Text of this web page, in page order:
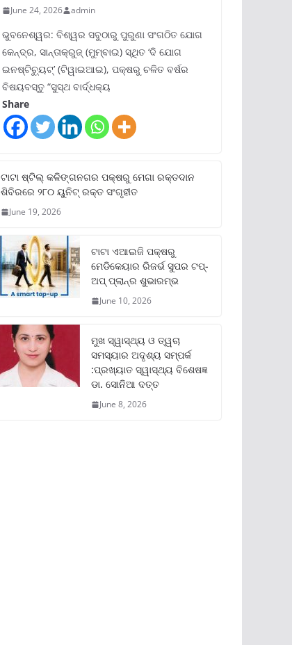
June 24, 2026 admin
ଭୁବନେଶ୍ୱର: ବିଶ୍ୱର ସବୁଠାରୁ ପୁରୁଣା ସଂଗଠିତ ଯୋଗ
କେନ୍ଦ୍ର, ସାନ୍ତାକ୍ରୁଜ୍ (ମୁମ୍ବାଇ) ସ୍ଥିତ ‘ଦି ଯୋଗ
ଇନଷ୍ଟିଚ୍ୟୁଟ୍‌’ (ଟିୱାଇଆଇ), ପକ୍ଷରୁ ଚଳିତ ବର୍ଷର
ବିଷୟବସ୍ତୁ “ସୁସ୍ଥ ବାର୍ଦ୍ଧକ୍ୟ
Share
ଟାଟା ଷ୍ଟିଲ୍‌ କଳିଙ୍ଗନଗର ପକ୍ଷରୁ ମେଗା ରକ୍ତଦାନ
ଶିବିରରେ ୨୮୦ ୟୁନିଟ୍‌ ରକ୍ତ ସଂଗୃହୀତ
June 19, 2026
ଟାଟା ଏଆଇଜି ପକ୍ଷରୁ
ମେଡିକେୟାର ରିଜର୍ଭ ସୁପର ଟପ୍‌-
ଅପ୍ ପ୍ଲାନ୍‌ର ଶୁଭାରମ୍ଭ
June 10, 2026
ମୁଖ ସ୍ୱାସ୍ଥ୍ୟ ଓ ତ୍ୱଚା
ସମସ୍ୟାର ଅଦୃଶ୍ୟ ସମ୍ପର୍କ
:ପ୍ରଖ୍ୟାତ ସ୍ୱାସ୍ଥ୍ୟ ବିଶେଷଜ୍ଞ
ଡା. ସୋନିଆ ଦତ୍ତ
June 8, 2026